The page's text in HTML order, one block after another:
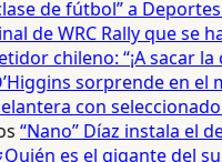
de fútbol” a Deportes
de WRC Rally que se
chileno: “¡A sacar la
sorprende en el
con seleccionado
“Nano” Díaz instala el
es el gigante del